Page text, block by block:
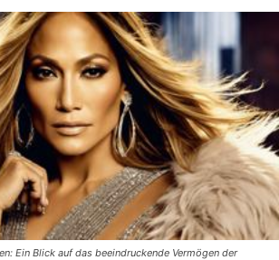
Ein Blick auf das beeindruckende Vermögen der